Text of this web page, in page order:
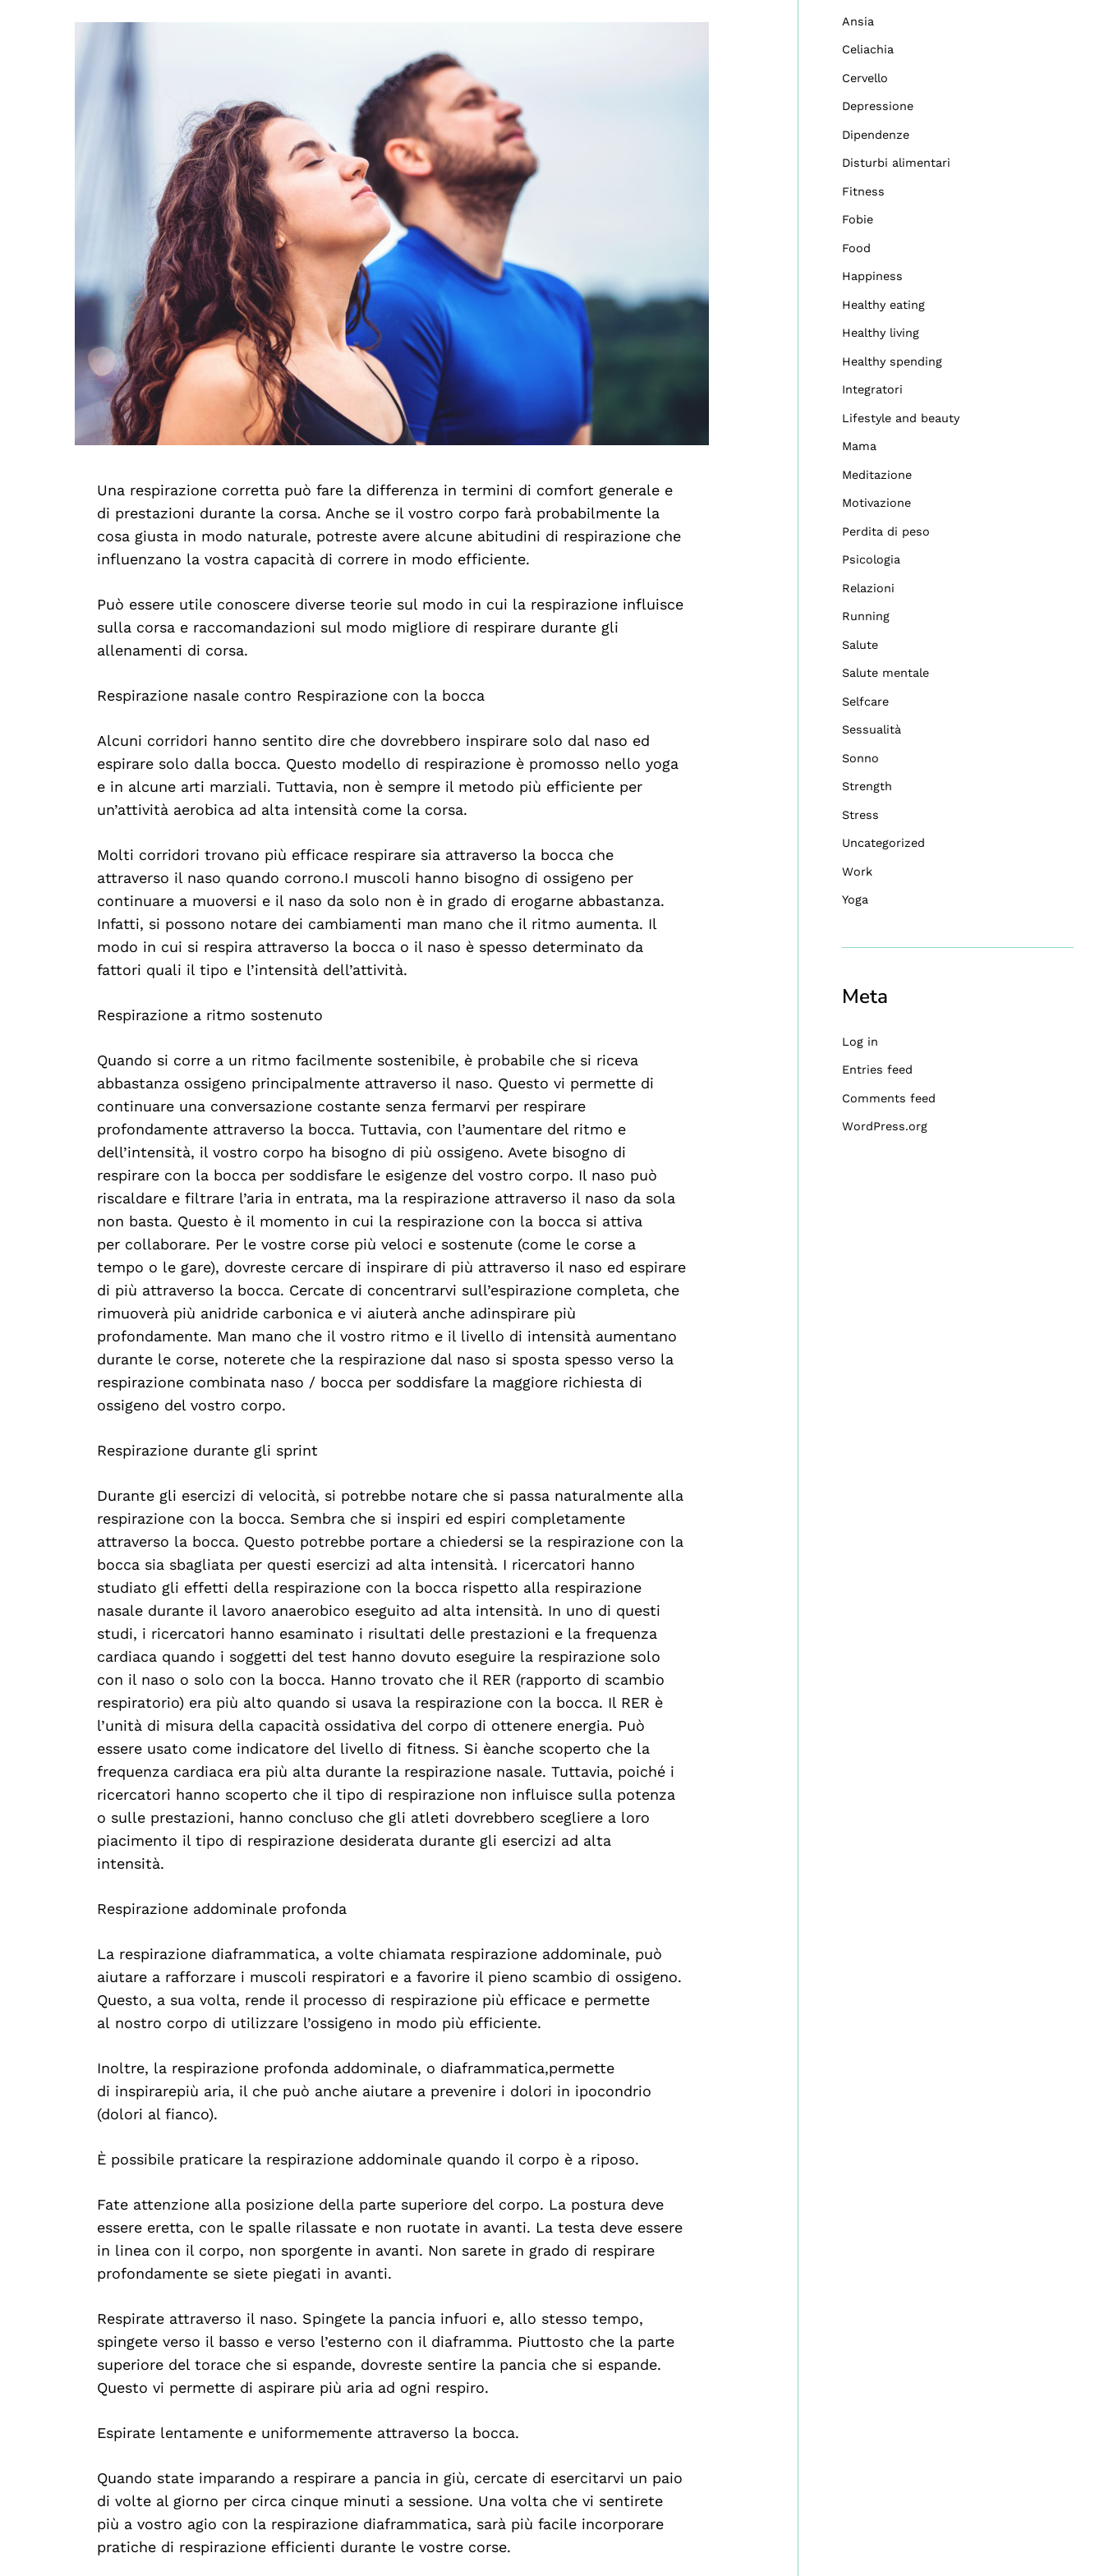
Una respirazione corretta può fare la differenza in termini di comfort generale e
di prestazioni durante la corsa. Anche se il vostro corpo farà probabilmente la
cosa giusta in modo naturale, potreste avere alcune abitudini di respirazione che
influenzano la vostra capacità di correre in modo efficiente.
Può essere utile conoscere diverse teorie sul modo in cui la respirazione influisce
sulla corsa e raccomandazioni sul modo migliore di respirare durante gli
allenamenti di corsa.
Respirazione nasale contro Respirazione con la bocca
Alcuni corridori hanno sentito dire che dovrebbero inspirare solo dal naso ed
espirare solo dalla bocca. Questo modello di respirazione è promosso nello yoga
e in alcune arti marziali. Tuttavia, non è sempre il metodo più efficiente per
un’attività aerobica ad alta intensità come la corsa.
Molti corridori trovano più efficace respirare sia attraverso la bocca che
attraverso il naso quando corrono. I muscoli hanno bisogno di ossigeno per
continuare a muoversi e il naso da solo non è in grado di erogarne abbastanza.
Infatti, si possono notare dei cambiamenti man mano che il ritmo aumenta. Il
modo in cui si respira attraverso la bocca o il naso è spesso determinato da
fattori quali il tipo e l’intensità dell’attività.
Respirazione a ritmo sostenuto
Quando si corre a un ritmo facilmente sostenibile, è probabile che si riceva
abbastanza ossigeno principalmente attraverso il naso. Questo vi permette di
continuare una conversazione costante senza fermarvi per respirare
profondamente attraverso la bocca. Tuttavia, con l’aumentare del ritmo e
dell’intensità, il vostro corpo ha bisogno di più ossigeno. Avete bisogno di
respirare con la bocca per soddisfare le esigenze del vostro corpo. Il naso può
riscaldare e filtrare l’aria in entrata, ma la respirazione attraverso il naso da sola
non basta. Questo è il momento in cui la respirazione con la bocca si attiva
per collaborare. Per le vostre corse più veloci e sostenute (come le corse a
tempo o le gare), dovreste cercare di inspirare di più attraverso il naso ed espirare
di più attraverso la bocca. Cercate di concentrarvi sull’espirazione completa, che
rimuoverà più anidride carbonica e vi aiuterà anche adinspirare più
profondamente. Man mano che il vostro ritmo e il livello di intensità aumentano
durante le corse, noterete che la respirazione dal naso si sposta spesso verso la
respirazione combinata naso / bocca per soddisfare la maggiore richiesta di
ossigeno del vostro corpo.
Respirazione durante gli sprint
Durante gli esercizi di velocità, si potrebbe notare che si passa naturalmente alla
respirazione con la bocca. Sembra che si inspiri ed espiri completamente
attraverso la bocca. Questo potrebbe portare a chiedersi se la respirazione con la
bocca sia sbagliata per questi esercizi ad alta intensità. I ricercatori hanno
studiato gli effetti della respirazione con la bocca rispetto alla respirazione
nasale durante il lavoro anaerobico eseguito ad alta intensità. In uno di questi
studi, i ricercatori hanno esaminato i risultati delle prestazioni e la frequenza
cardiaca quando i soggetti del test hanno dovuto eseguire la respirazione solo
con il naso o solo con la bocca. Hanno trovato che il RER (rapporto di scambio
respiratorio) era più alto quando si usava la respirazione con la bocca. Il RER è
l’unità di misura della capacità ossidativa del corpo di ottenere energia. Può
essere usato come indicatore del livello di fitness. Si èanche scoperto che la
frequenza cardiaca era più alta durante la respirazione nasale. Tuttavia, poiché i
ricercatori hanno scoperto che il tipo di respirazione non influisce sulla potenza
o sulle prestazioni, hanno concluso che gli atleti dovrebbero scegliere a loro
piacimento il tipo di respirazione desiderata durante gli esercizi ad alta
intensità.
Respirazione addominale profonda
La respirazione diaframmatica, a volte chiamata respirazione addominale, può
aiutare a rafforzare i muscoli respiratori e a favorire il pieno scambio di ossigeno.
Questo, a sua volta, rende il processo di respirazione più efficace e permette
al nostro corpo di utilizzare l’ossigeno in modo più efficiente.
Inoltre, la respirazione profonda addominale, o diaframmatica,permette
di inspirarepiù aria, il che può anche aiutare a prevenire i dolori in ipocondrio
(dolori al fianco).
È possibile praticare la respirazione addominale quando il corpo è a riposo.
Fate attenzione alla posizione della parte superiore del corpo. La postura deve
essere eretta, con le spalle rilassate e non ruotate in avanti. La testa deve essere
in linea con il corpo, non sporgente in avanti. Non sarete in grado di respirare
profondamente se siete piegati in avanti.
Respirate attraverso il naso. Spingete la pancia infuori e, allo stesso tempo,
spingete verso il basso e verso l’esterno con il diaframma. Piuttosto che la parte
superiore del torace che si espande, dovreste sentire la pancia che si espande.
Questo vi permette di aspirare più aria ad ogni respiro.
Espirate lentamente e uniformemente attraverso la bocca.
Quando state imparando a respirare a pancia in giù, cercate di esercitarvi un paio
di volte al giorno per circa cinque minuti a sessione. Una volta che vi sentirete
più a vostro agio con la respirazione diaframmatica, sarà più facile incorporare
pratiche di respirazione efficienti durante le vostre corse.
Ansia
Celiachia
Cervello
Depressione
Dipendenze
Disturbi alimentari
Fitness
Fobie
Food
Happiness
Healthy eating
Healthy living
Healthy spending
Integratori
Lifestyle and beauty
Mama
Meditazione
Motivazione
Perdita di peso
Psicologia
Relazioni
Running
Salute
Salute mentale
Selfcare
Sessualità
Sonno
Strength
Stress
Uncategorized
Work
Yoga
Meta
Log in
Entries feed
Comments feed
WordPress.org
Search
For: